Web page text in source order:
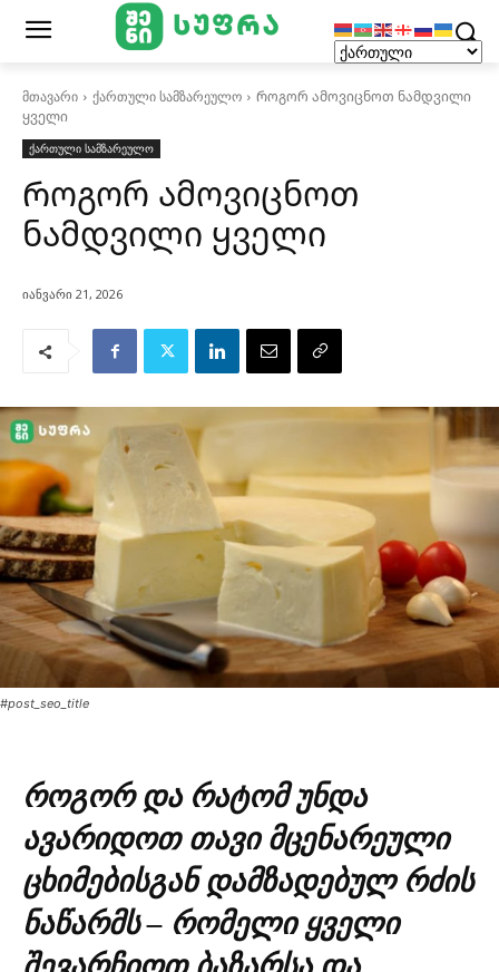
მთავარი ქართული სამზარეულო
Როგორ ამოვიცნოთ ნამდვილი
ყველი
ქართული სამზარეულო
Როგორ ამოვიცნოთ
ნამდვილი ყველი
იანვარი 21, 2026
#post_seo_title
როგორ და რატომ უნდა
ავარიდოთ თავი მცენარეული
ცხიმებისგან დამზადებულ რძის
ნაწარმს – რომელი ყველი